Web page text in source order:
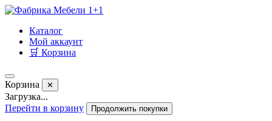
Каталог
Мой аккаунт
🛒 Корзина
Корзина ✕
Загрузка...
Перейти в корзину
Продолжить покупки